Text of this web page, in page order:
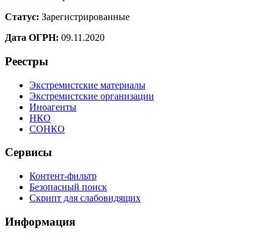
Статус: Зарегистрированные
Дата ОГРН: 09.11.2020
Реестры
Экстремистские материалы
Экстремистские организации
Иноагенты
НКО
СОНКО
Сервисы
Контент-фильтр
Безопасный поиск
Скрипт для слабовидящих
Информация